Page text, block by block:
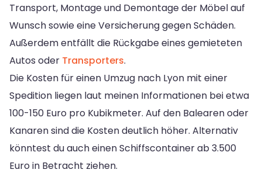
Transport, Montage und Demontage der Möbel auf
Wunsch sowie eine Versicherung gegen Schäden.
Außerdem entfällt die Rückgabe eines gemieteten
Autos oder Transporters.
Die Kosten für einen Umzug nach Lyon mit einer
Spedition liegen laut meinen Informationen bei etwa
100-150 Euro pro Kubikmeter. Auf den Balearen oder
Kanaren sind die Kosten deutlich höher. Alternativ
könntest du auch einen Schiffscontainer ab 3.500
Euro in Betracht ziehen.